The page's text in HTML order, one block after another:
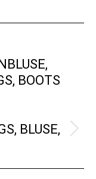
BOOTS
BLUSE,